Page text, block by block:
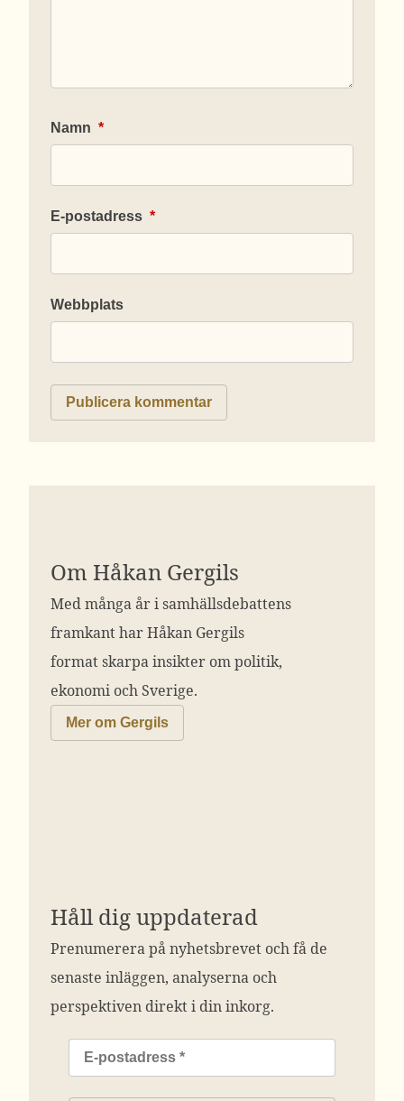
Namn *
E-postadress *
Webbplats
Om Håkan Gergils
Med många år i samhällsdebattens
framkant har Håkan Gergils
format skarpa insikter om politik,
ekonomi och Sverige.
Mer om Gergils
Håll dig uppdaterad
Prenumerera på nyhetsbrevet och få de
senaste inläggen, analyserna och
perspektiven direkt i din inkorg.